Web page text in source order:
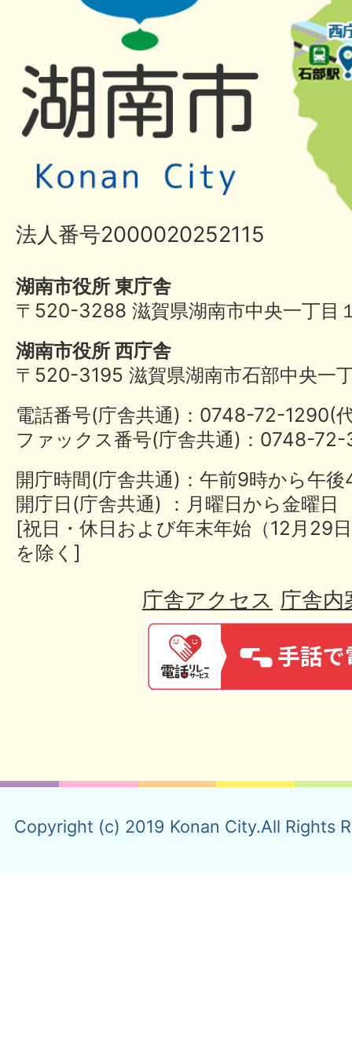
法人番号2000020252115
湖南市役所 東庁舎
〒520-3288 滋賀県湖南市中央一丁目
湖南市役所 西庁舎
〒520-3195 滋賀県湖南市石部中央一
電話番号(庁舎共通)：0748-72-
ファックス番号(庁舎共通)：0748-
開庁時間(庁舎共通)：午前9時から午
開庁日(庁舎共通) ：月曜日から金曜日
[祝日・休日および年末年始（12月29
を除く]
庁舎アクセス 庁舎内
Copyright (c) 2019 Konan City.All Rights